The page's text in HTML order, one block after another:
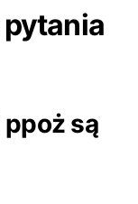
pytania
są